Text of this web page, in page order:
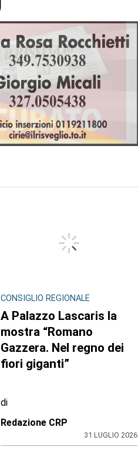
CONSIGLIO REGIONALE
A Palazzo Lascaris la
mostra “Romano
Gazzera. Nel regno dei
fiori giganti”
di
Redazione CRP
31 LUGLIO 2026